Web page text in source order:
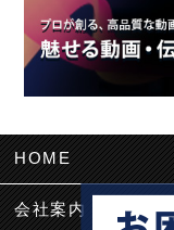
HOME
会社案内